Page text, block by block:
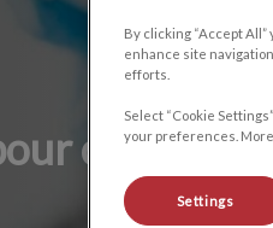
chats et
By clicking “Accept
enhance site
efforts.
Select “Cookie
your preferences. More
Settings